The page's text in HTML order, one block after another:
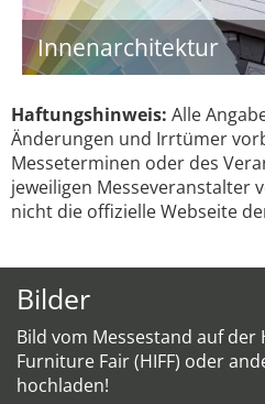
Innenarchitektur
Haftungshinweis: Alle
Änderungen und Irrtümer
Messeterminen oder des
jeweiligen Messeveranstalter
nicht die offizielle Webseite
Bilder
Bild vom Messestand auf
Furniture Fair (HIFF) oder
hochladen!